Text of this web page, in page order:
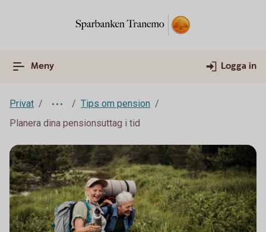
Meny Logga in
Privat
Tips om pension
Planera dina pensionsuttag i tid